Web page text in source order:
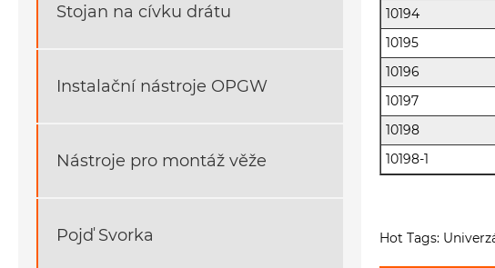
Stojan na cívku drátu
Instalační nástroje OPGW
Nástroje pro montáž věže
Pojď Svorka
10194
10195
10196
10197
10198
10198-1
Hot Tags: